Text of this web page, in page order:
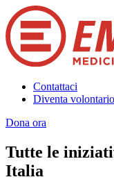
Contattaci
Diventa volontario
Dona ora
Tutte le
Italia